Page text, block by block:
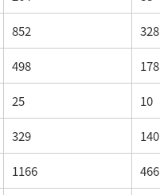
852 328
498 178
25 10
329 140
1166 466